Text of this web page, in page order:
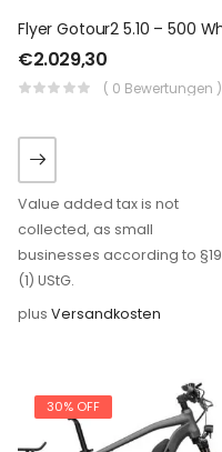
€2.029,30
( 0 Bewertungen )
Value added tax is not
collected, as small
businesses according to §19
(1) UStG.
plus Versandkosten
30% OFF